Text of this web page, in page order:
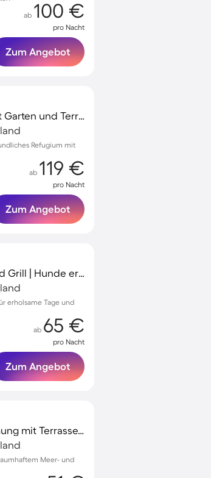
ab 100 €
pro Nacht
Zum Angebot
Familienorientiertes Ferienhaus mit Garten und Terrasse | Gartenblick | Nah am Strand | Hunde erlaubt
Refugium mit
ab 119 €
pro Nacht
Zum Angebot
Ferienhaus mit Terrasse, Garten und Grill | Hunde erlaubt
erholsame Tage und
ab 65 €
pro Nacht
Zum Angebot
Voll ausgestattete tolle Ferienwohnung mit Terrasse, Garten und Grill | Seeblick | Haustiere erlaubt
Meer- und